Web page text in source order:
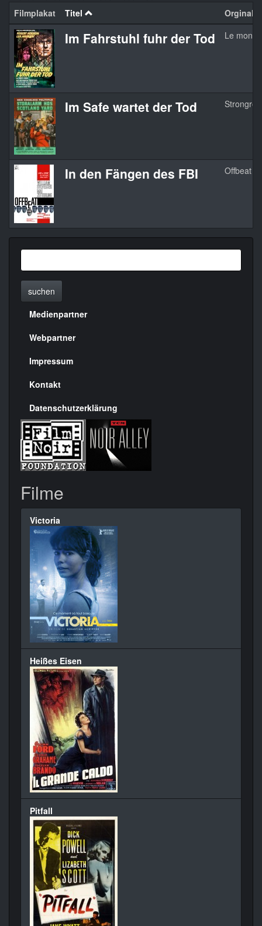
Filmplakat Titel
Im Fahrstuhl fuhr der Tod Le
Im Safe wartet der Tod
In den Fängen des FBI Offbeat
suchen
Menülinks
rechte
Seite
Medienpartner
Webpartner
Impressum
Kontakt
Datenschutzerklärung
Filme
Victoria
Heißes Eisen
Pitfall